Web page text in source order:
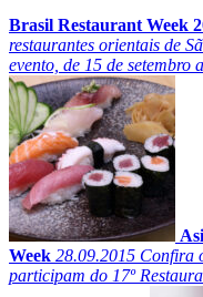
Brasil Restaurant Week
restaurantes orientais de
evento, de 15 de setembro
Week 28.09.2015 Confira
participam do 17º